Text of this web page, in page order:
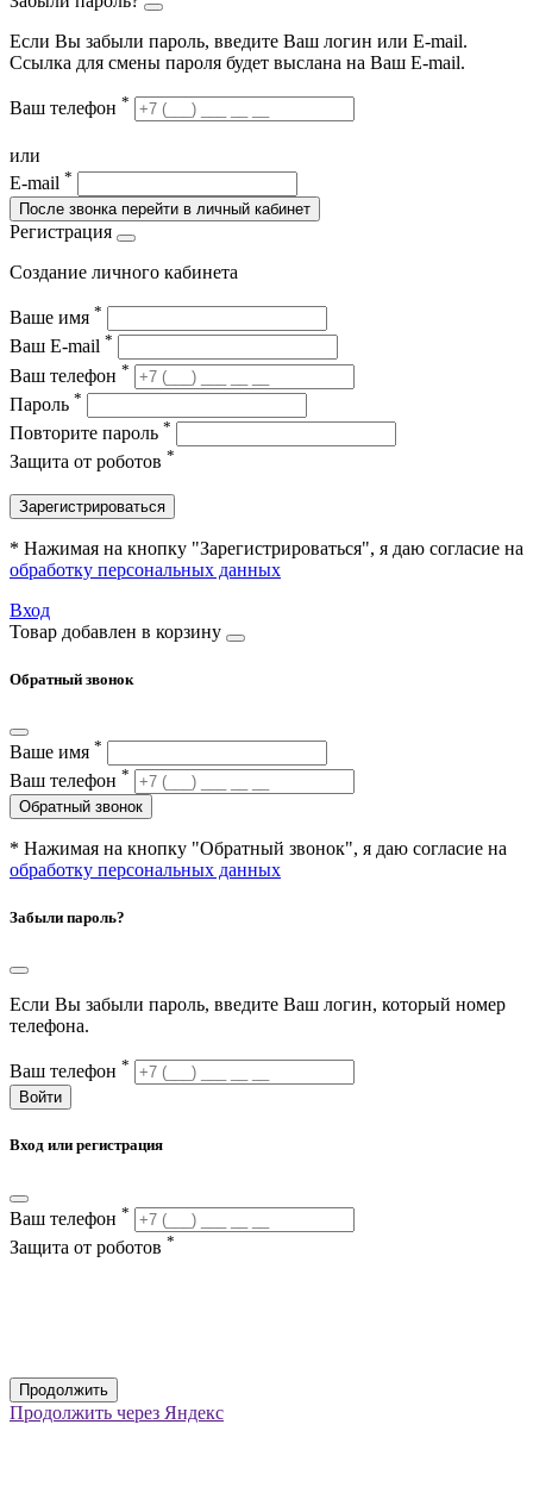
Если Вы забыли пароль, введите Ваш логин или Е-mail.
Ссылка для смены пароля будет выслана на Ваш E-mail.
Ваш телефон *
или
E-mail *
После звонка перейти в личный кабинет
Регистрация
Создание личного кабинета
Ваше имя *
Ваш E-mail *
Ваш телефон *
Пароль *
Повторите пароль *
Защита от роботов *
Зарегистрироваться
* Нажимая на кнопку "Зарегистрироваться", я даю согласие на
обработку персональных данных
Вход
Товар добавлен в корзину
Обратный звонок
Ваше имя *
Ваш телефон *
Обратный звонок
* Нажимая на кнопку "Обратный звонок", я даю согласие на
обработку персональных данных
Забыли пароль?
Если Вы забыли пароль, введите Ваш логин, который номер
телефона.
Ваш телефон *
Войти
Вход или регистрация
Ваш телефон *
Защита от роботов *
Продолжить
Продолжить через Яндекс